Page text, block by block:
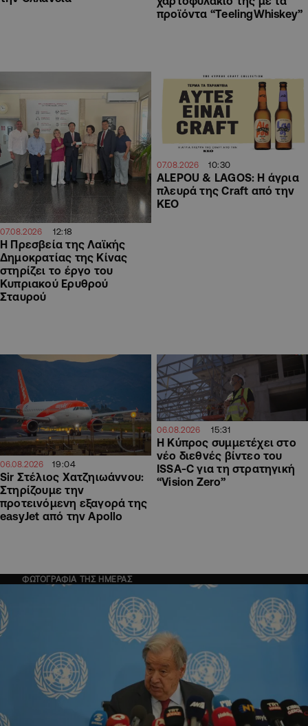
προϊόντα “TeelingWhiskey”
07.08.2026 12:18
Η Πρεσβεία της Λαϊκής
Δημοκρατίας της Κίνας
στηρίζει το έργο του
Κυπριακού Ερυθρού
Σταυρού
07.08.2026 10:30
ALEPOU & LAGOS: Η άγρια
πλευρά της Craft από την
ΚΕΟ
06.08.2026 19:04
Sir Στέλιος Χατζηιωάννου:
Στηρίζουμε την
προτεινόμενη εξαγορά της
easyJet από την Apollo
06.08.2026 15:31
Η Κύπρος συμμετέχει στο
νέο διεθνές βίντεο του
ISSA-C για τη στρατηγική
“Vision Zero”
ΦΩΤΟΓΡΑΦΙΑ ΤΗΣ ΗΜΕΡΑΣ